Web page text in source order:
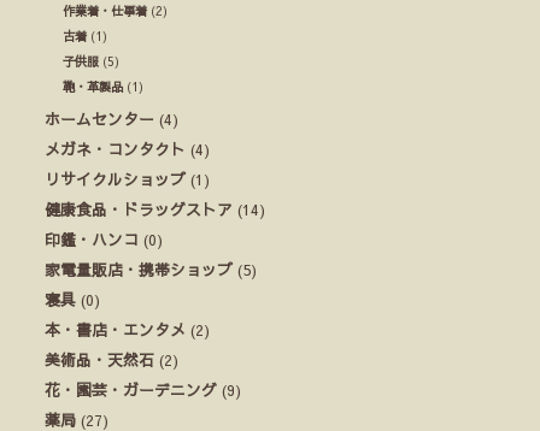
作業着・仕事着 (2)
古着 (1)
子供服 (5)
鞄・革製品 (1)
ホームセンター (4)
メガネ・コンタクト (4)
リサイクルショップ (1)
健康食品・ドラッグストア (14)
印鑑・ハンコ (0)
家電量販店・携帯ショップ (5)
寝具 (0)
本・書店・エンタメ (2)
美術品・天然石 (2)
花・園芸・ガーデニング (9)
薬局 (27)